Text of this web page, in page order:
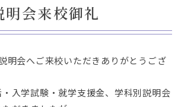
YouTube LINE
会来校御礼
明会へご来校いただきありがとうござ
入学試験・就学支援金、学科別説明会